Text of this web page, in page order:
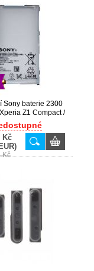
Sony baterie 2300
Z1 Compact /
Pack) -
Kč
Kč